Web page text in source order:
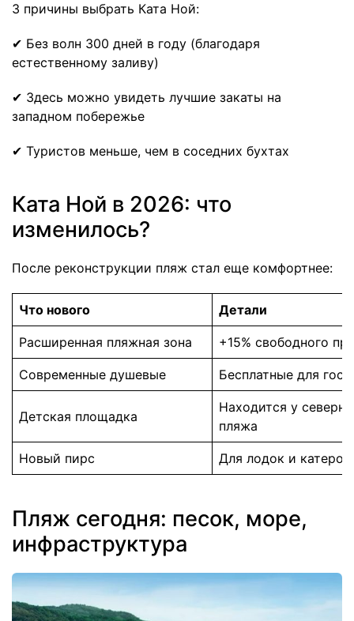
3 причины выбрать Ката Ной:
✔ Без волн 300 дней в году (благодаря
естественному заливу)
✔ Здесь можно увидеть лучшие закаты на
западном побережье
✔ Туристов меньше, чем в соседних бухтах
Ката Ной в 2026: что
изменилось?
После реконструкции пляж стал еще комфортнее:
Что нового Детали
Расширенная пляжная зона +15% свободного
Современные душевые Бесплатные для
Детская площадка
Находится у
пляжа
Новый пирс Для лодок и катеров
Пляж сегодня: песок, море,
инфраструктура